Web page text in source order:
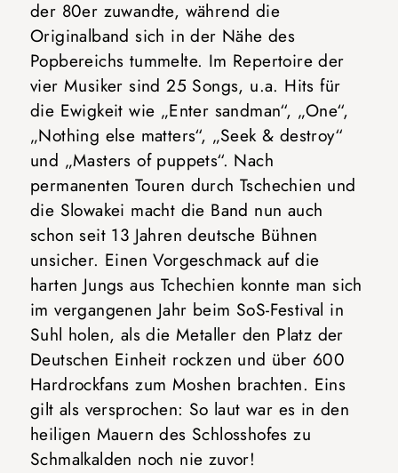
der 80er zuwandte, während die
Originalband sich in der Nähe des
Popbereichs tummelte. Im Repertoire der
vier Musiker sind 25 Songs, u.a. Hits für
die Ewigkeit wie „Enter sandman“, „One“,
„Nothing else matters“, „Seek & destroy“
und „Masters of puppets“. Nach
permanenten Touren durch Tschechien und
die Slowakei macht die Band nun auch
schon seit 13 Jahren deutsche Bühnen
unsicher. Einen Vorgeschmack auf die
harten Jungs aus Tchechien konnte man sich
im vergangenen Jahr beim SoS-Festival in
Suhl holen, als die Metaller den Platz der
Deutschen Einheit rockzen und über 600
Hardrockfans zum Moshen brachten. Eins
gilt als versprochen: So laut war es in den
heiligen Mauern des Schlosshofes zu
Schmalkalden noch nie zuvor!